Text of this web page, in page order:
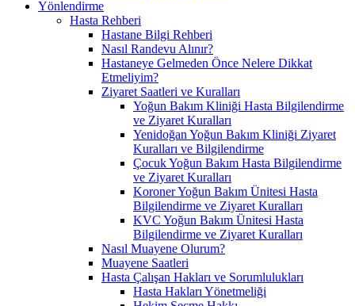
Yönlendirme
Hasta Rehberi
Hastane Bilgi Rehberi
Nasıl Randevu Alınır?
Hastaneye Gelmeden Önce Nelere Dikkat
Etmeliyim?
Ziyaret Saatleri ve Kuralları
Yoğun Bakım Kliniği Hasta Bilgilendirme
ve Ziyaret Kuralları
Yenidoğan Yoğun Bakım Kliniği Ziyaret
Kuralları ve Bilgilendirme
Çocuk Yoğun Bakım Hasta Bilgilendirme
ve Ziyaret Kuralları
Koroner Yoğun Bakım Ünitesi Hasta
Bilgilendirme ve Ziyaret Kuralları
KVC Yoğun Bakım Ünitesi Hasta
Bilgilendirme ve Ziyaret Kuralları
Nasıl Muayene Olurum?
Muayene Saatleri
Hasta Çalışan Hakları ve Sorumlulukları
Hasta Hakları Yönetmeliği